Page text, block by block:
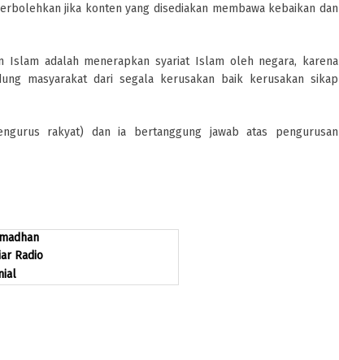
jika konten yang disediakan membawa kebaikan dan
Islam adalah menerapkan syariat Islam oleh negara, karena
masyarakat dari segala kerusakan baik kerusakan sikap
rakyat) dan ia bertanggung jawab atas pengurusan
Radio